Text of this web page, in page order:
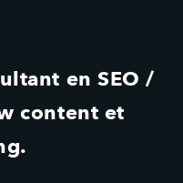
en SEO /
content et